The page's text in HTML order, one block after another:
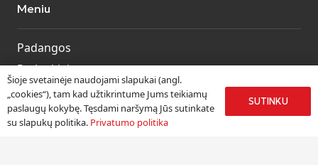
Meniu
Padangos
Ratlankiai
Kitos prekės
Paslaugos
Šioje svetainėje naudojami slapukai (angl.
„cookies“), tam kad užtikrintume Jums teikiamų
paslaugų kokybę. Tęsdami naršymą Jūs sutinkate
su slapukų politika. Privatumo politika
SUTINKU